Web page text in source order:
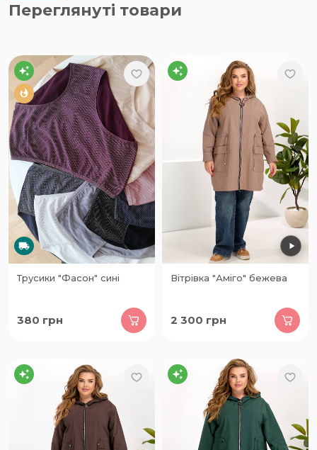
Переглянуті товари
Трусики "Фасон" сині
380 грн
Вітрівка "Аміго" бежева
2 300 грн